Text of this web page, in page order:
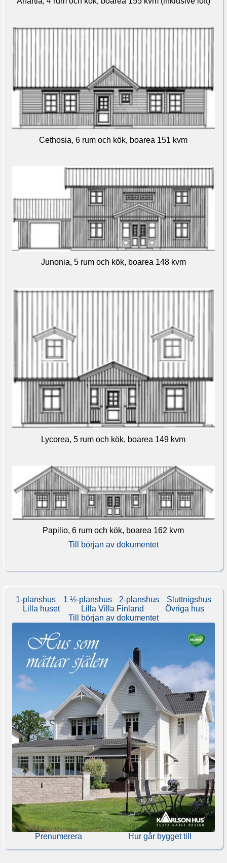
Cethosia, 6 rum och kök, boarea 151 kvm
Junonia, 5 rum och kök, boarea 148 kvm
Lycorea, 5 rum och kök, boarea 149 kvm
Papilio, 6 rum och kök, boarea 162 kvm
Till början av dokumentet
1-planshus 1 ½-planshus 2-planshus
Sluttnigshus
Lilla huset
Lilla Villa Finland
Övriga hus
Till början av dokumentet
Prenumerera Hur går bygget till